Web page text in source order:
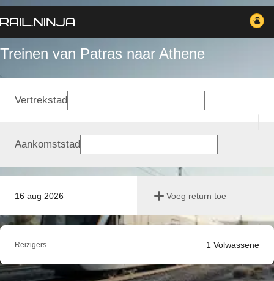
Treinen van Patras naar Athene
16 aug 2026 Voeg return toe
Vertrekstad
Aankomststad
Reizigers 1 Volwassene